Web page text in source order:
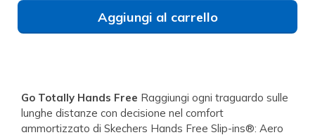
Aggiungi al carrello
Go Totally Hands Free Raggiungi ogni traguardo sulle
lunghe distanze con decisione nel comfort
ammortizzato di Skechers Hands Free Slip-ins®: Aero